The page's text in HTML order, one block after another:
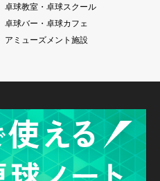
卓球教室・卓球スクール
卓球バー・卓球カフェ
アミューズメント施設